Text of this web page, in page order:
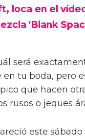
loca en el
'Blank
será
en tu boda, pero
que hacen
rusos o jeques
este